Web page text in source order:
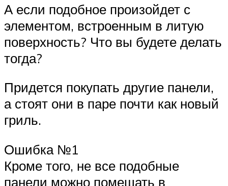
А если подобное произойдет с
элементом, встроенным в литую
поверхность? Что вы будете делать
тогда?
Придется покупать другие панели,
а стоят они в паре почти как новый
гриль.
Ошибка №1
Кроме того, не все подобные
панели можно помещать в